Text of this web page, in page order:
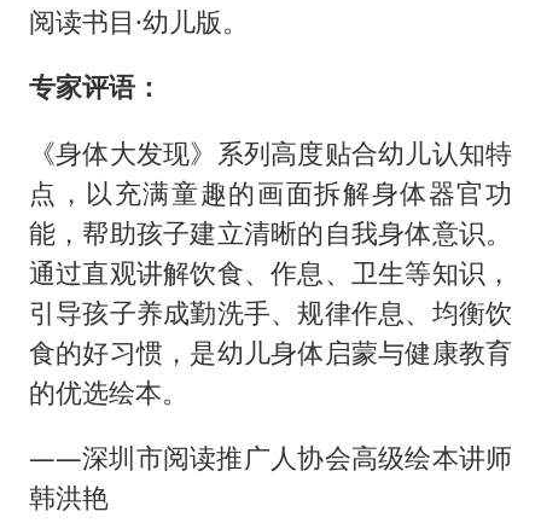
阅读书目·幼儿版。
专家评语：
《身体大发现》系列高度贴合幼儿认知特
点，以充满童趣的画面拆解身体器官功
能，帮助孩子建立清晰的自我身体意识。
通过直观讲解饮食、作息、卫生等知识，
引导孩子养成勤洗手、规律作息、均衡饮
食的好习惯，是幼儿身体启蒙与健康教育
的优选绘本。
——深圳市阅读推广人协会高级绘本讲师
韩洪艳